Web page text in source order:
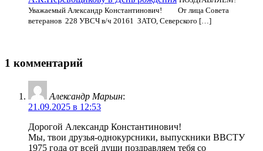
Уважаемый Александр Константинович! От лица Совета
ветеранов 228 УВСЧ в/ч 20161 ЗАТО, Северского […]
1 комментарий
Александр Марьин:
21.09.2025 в 12:53
Дорогой Александр Константинович!
Мы, твои друзья-однокурсники, выпускники ВВСТУ
1975 года от всей души поздравляем тебя со